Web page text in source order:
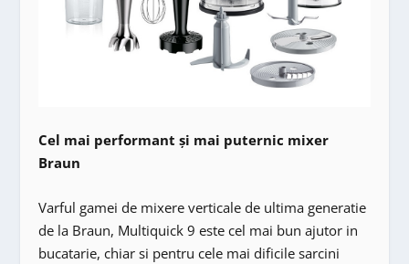
Cel mai performant și mai puternic mixer
Braun
Varful gamei de mixere verticale de ultima generatie
de la Braun, Multiquick 9 este cel mai bun ajutor in
bucatarie, chiar si pentru cele mai dificile sarcini